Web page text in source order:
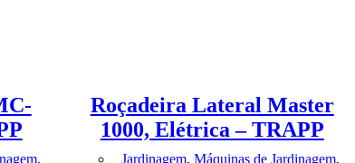
,
Roçadeira Lateral Master
1000, Elétrica – TRAPP
Jardinagem, Máquinas de Jardinagem,